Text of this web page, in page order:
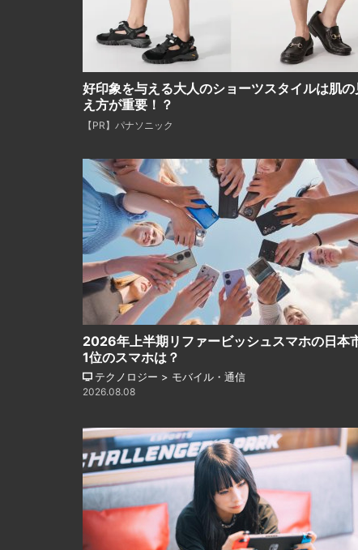
好印象を与える大人のショーツスタイルは肌の
え方が重要！？
【PR】パナソニック
2026年上半期リファービッシュスマホの日本
1位のスマホは？
テクノロジー > モバイル・通信
2026.08.08